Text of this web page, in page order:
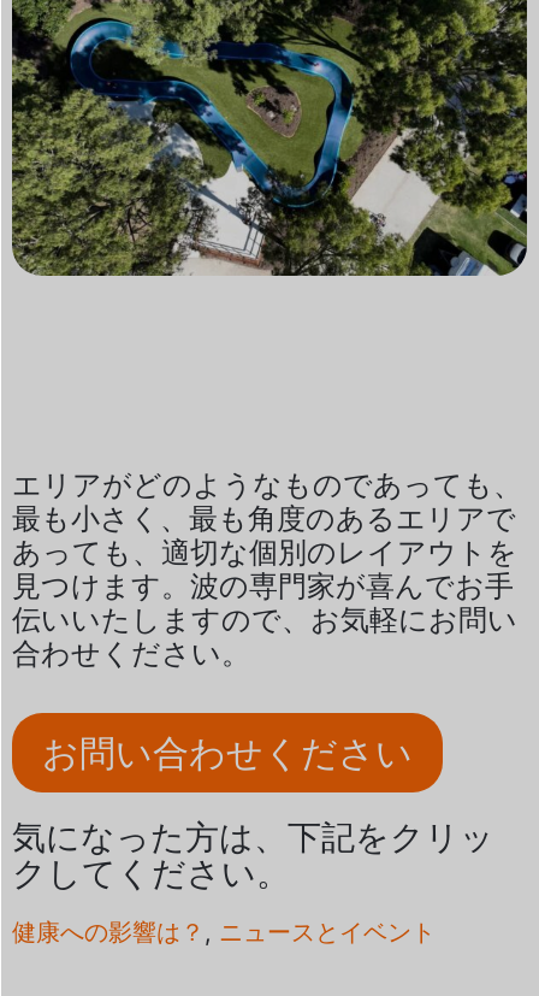
エリアがどのようなものであっても、
最も小さく、最も角度のあるエリアで
あっても、適切な個別のレイアウトを
見つけます。波の専門家が喜んでお手
伝いいたしますので、お気軽にお問い
合わせください。
お問い合わせください
気になった方は、下記をクリッ
クしてください。
健康への影響は？ , ニュースとイベント